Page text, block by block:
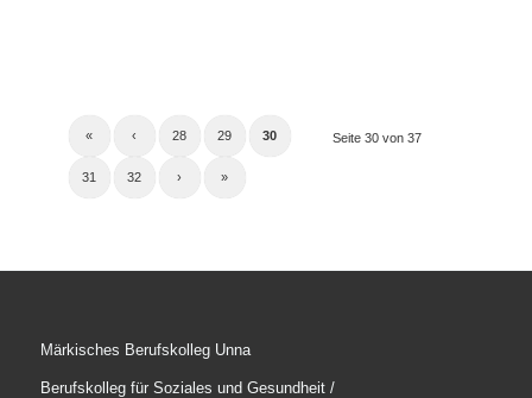
Seite 30 von 37
« ‹ 28 29 30
31 32 › »
Märkisches Berufskolleg Unna
Berufskolleg für Soziales und Gesundheit /